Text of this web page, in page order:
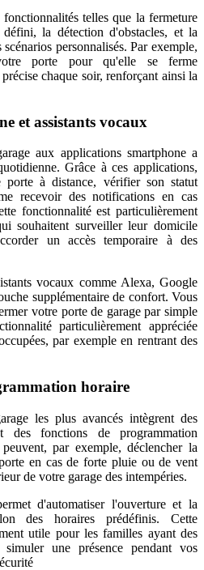
telles que la fermeture
la détection d'obstacles, et la
personnalisés. Par exemple,
porte pour qu'elle se ferme
chaque soir, renforçant ainsi la
et assistants vocaux
aux applications smartphone a
Grâce à ces applications,
à distance, vérifier son statut
recevoir des notifications en cas
fonctionnalité est particulièrement
souhaitent surveiller leur domicile
un accès temporaire à des
vocaux comme Alexa, Google
supplémentaire de confort. Vous
votre porte de garage par simple
particulièrement appréciée
par exemple en rentrant des
horaire
les plus avancés intègrent des
des fonctions de programmation
par exemple, déclencher la
en cas de forte pluie ou de vent
de votre garage des intempéries.
d'automatiser l'ouverture et la
des horaires prédéfinis. Cette
utile pour les familles ayant des
une présence pendant vos